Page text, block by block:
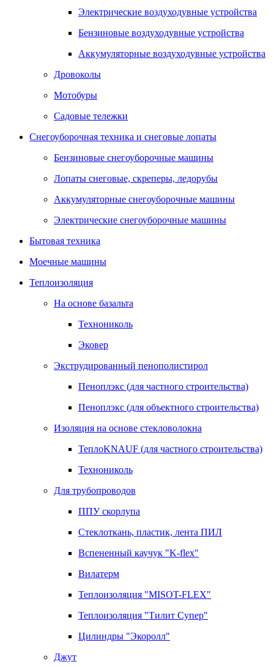
Электрические воздуходувные устройства
Бензиновые воздуходувные устройства
Аккумуляторные воздуходувные устройства
Дровоколы
Мотобуры
Садовые тележки
Снегоуборочная техника и снеговые лопаты
Бензиновые снегоуборочные машины
Лопаты снеговые, скреперы, ледорубы
Аккумуляторные снегоуборочные машины
Электрические снегоуборочные машины
Бытовая техника
Моечные машины
Теплоизоляция
На основе базальта
Технониколь
Эковер
Экструдированный пенополистирол
Пеноплэкс (для частного строительства)
Пеноплэкс (для объектного строительства)
Изоляция на основе стекловолокна
ТеплоKNAUF (для частного строительства)
Технониколь
Для трубопроводов
ППУ скорлупа
Стеклоткань, пластик, лента ПИЛ
Вспененный каучук "K-flex"
Вилатерм
Теплоизоляция "MISOT-FLEX"
Теплоизоляция "Тилит Супер"
Цилиндры "Экоролл"
Джут